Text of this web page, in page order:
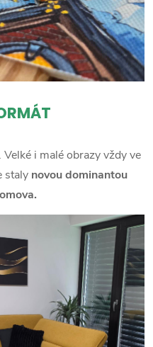
i malé obrazy vždy ve
staly novou dominantou